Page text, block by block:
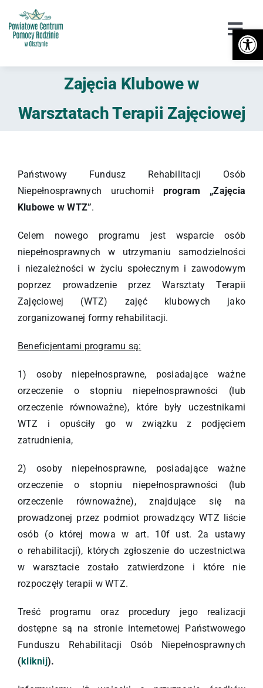
do
zawartości
Orzekanie o Niepełnosprawności
Piecza zastępcza
Wsparcie
Zajęcia Klubowe w
Warsztatach Terapii Zajęciowej
Państwowy Fundusz Rehabilitacji Osób
Niepełnosprawnych uruchomił program „Zajęcia
Klubowe w WTZ”.
Celem nowego programu jest wsparcie osób
niepełnosprawnych w utrzymaniu samodzielności
i niezależności w życiu społecznym i zawodowym
poprzez prowadzenie przez Warsztaty Terapii
Zajęciowej (WTZ) zajęć klubowych jako
zorganizowanej formy rehabilitacji.
Beneficjentami programu są:
1) osoby niepełnosprawne, posiadające ważne
orzeczenie o stopniu niepełnosprawności (lub
orzeczenie równoważne), które były uczestnikami
WTZ i opuściły go w związku z podjęciem
zatrudnienia,
2) osoby niepełnosprawne, posiadające ważne
orzeczenie o stopniu niepełnosprawności (lub
orzeczenie równoważne), znajdujące się na
prowadzonej przez podmiot prowadzący WTZ liście
osób (o której mowa w art. 10f ust. 2a ustawy
o rehabilitacji), których zgłoszenie do uczestnictwa
w warsztacie zostało zatwierdzone i które nie
rozpoczęły terapii w WTZ.
Treść programu oraz procedury jego realizacji
dostępne są na stronie internetowej Państwowego
Funduszu Rehabilitacji Osób Niepełnosprawnych
(kliknij).